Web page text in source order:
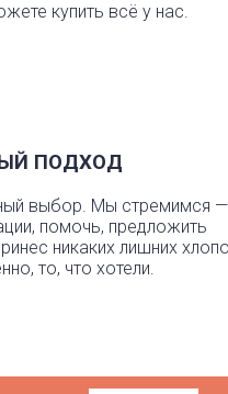
купить всё у нас.
ПОДХОД
выбор. Мы стремимся —
помочь, предложить
никаких лишних
то, что хотели.